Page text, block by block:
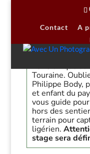
Contact A
Loireunique au
Touraine.
Philippe Body,
et enfant du
vous guide
hors des
terrain pour
ligérien.
stage sera